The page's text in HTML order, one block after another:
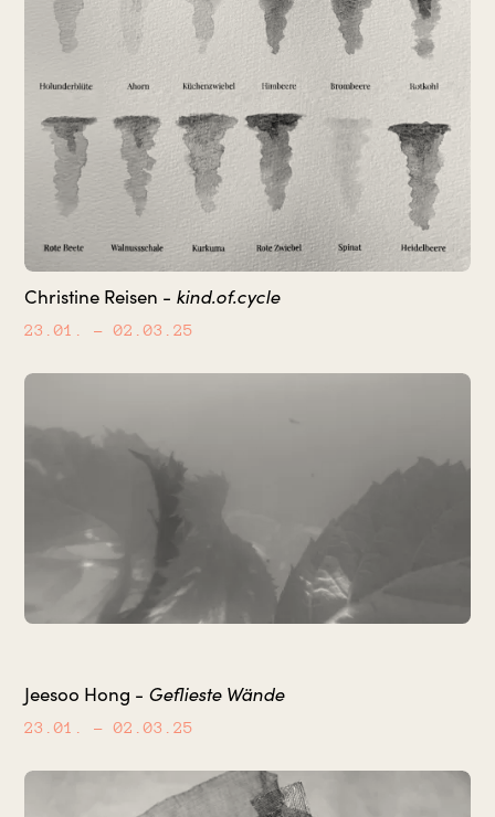
Christine Reisen - kind.of.cycle
23.01. – 02.03.25
Jeesoo Hong - Geflieste Wände
23.01. – 02.03.25